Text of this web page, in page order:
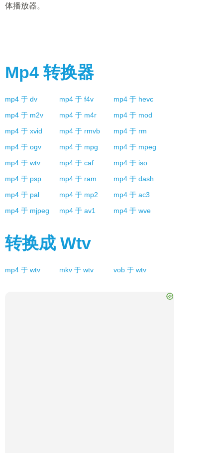
体播放器。
Mp4 转换器
mp4 于 dv mp4 于 f4v mp4 于 hevc
mp4 于 m2v mp4 于 m4r mp4 于 mod
mp4 于 xvid mp4 于 rmvb mp4 于 rm
mp4 于 ogv mp4 于 mpg mp4 于 mpeg
mp4 于 wtv mp4 于 caf mp4 于 iso
mp4 于 psp mp4 于 ram mp4 于 dash
mp4 于 pal mp4 于 mp2 mp4 于 ac3
mp4 于 mjpeg mp4 于 av1 mp4 于 wve
转换成 Wtv
mp4 于 wtv mkv 于 wtv vob 于 wtv